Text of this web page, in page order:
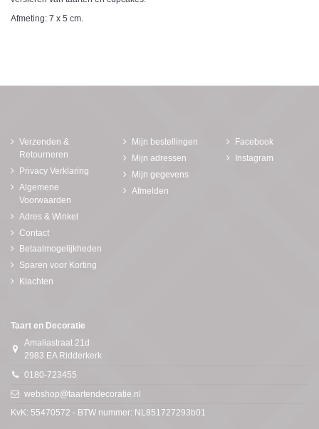
Afmeting: 7 x 5 cm.
Verzenden &
Retourneren
Privacy Verklaring
Algemene
Voorwaarden
Adres & Winkel
Contact
Betaalmogelijkheden
Sparen voor Korting
Klachten
Mijn bestellingen
Mijn adressen
Mijn gegevens
Afmelden
Facebook
Instagram
Taart en Decoratie
Amaliastraat 21d
2983 EA Ridderkerk
0180-723455
webshop@taartendecoratie.nl
KvK: 55470572 - BTW nummer: NL851727293b01